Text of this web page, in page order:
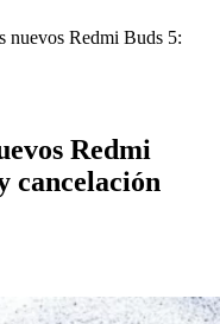
nuevos Redmi Buds 5:
Redmi
cancelación